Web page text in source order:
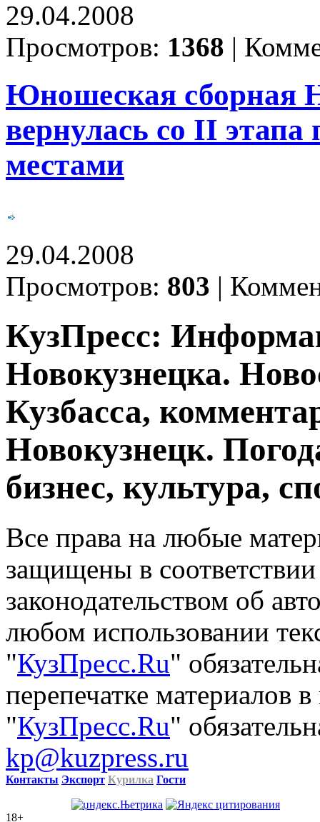
29.04.2008
Просмотров: 1368 |
Юношеская сборная
вернулась со II
местами
29.04.2008
Просмотров: 803 |
КузПресс:
Новокузнецка.
Кузбасса,
Новокузнецк.
бизнес, культура,
Все права на любые
защищены в
законодательством об
любом использовании
"КузПресс.Ru"
перепечатке материалов
"КузПресс.Ru"
kp@kuzpress.ru
Контакты Экспорт Курилка Гости
18+